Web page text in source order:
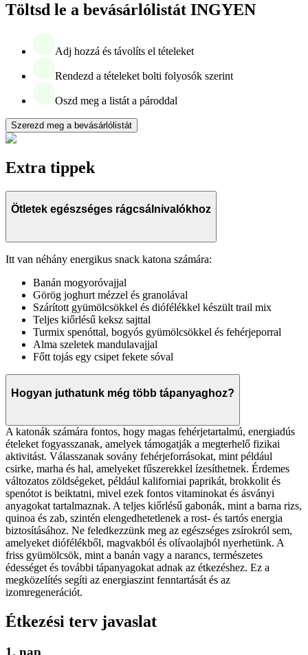
Töltsd le a bevásárlólistát INGYEN
Adj hozzá és távolíts el tételeket
Rendezd a tételeket bolti folyosók szerint
Oszd meg a listát a pároddal
Szerezd meg a bevásárlólistát
Extra tippek
Ötletek egészséges rágcsálnivalókhoz
Itt van néhány energikus snack katona számára:
Banán mogyoróvajjal
Görög joghurt mézzel és granolával
Szárított gyümölcsökkel és diófélékkel készült trail mix
Teljes kiőrlésű keksz sajttal
Turmix spenóttal, bogyós gyümölcsökkel és fehérjeporral
Alma szeletek mandulavajjal
Főtt tojás egy csipet fekete sóval
Hogyan juthatunk még több tápanyaghoz?
A katonák számára fontos, hogy magas fehérjetartalmú, energiadús
ételeket fogyasszanak, amelyek támogatják a megterhelő fizikai
aktivitást. Válasszanak sovány fehérjeforrásokat, mint például
csirke, marha és hal, amelyeket fűszerekkel ízesíthetnek. Érdemes
változatos zöldségeket, például kaliforniai paprikát, brokkolit és
spenótot is beiktatni, mivel ezek fontos vitaminokat és ásványi
anyagokat tartalmaznak. A teljes kiőrlésű gabonák, mint a barna rizs,
quinoa és zab, szintén elengedhetetlenek a rost- és tartós energia
biztosításához. Ne feledkezzünk meg az egészséges zsírokról sem,
amelyeket diófélékből, magvakból és olívaolajból nyerhetünk. A
friss gyümölcsök, mint a banán vagy a narancs, természetes
édességet és további tápanyagokat adnak az étkezéshez. Ez a
megközelítés segíti az energiaszint fenntartását és az
izomregenerációt.
Étkezési terv javaslat
1. nap